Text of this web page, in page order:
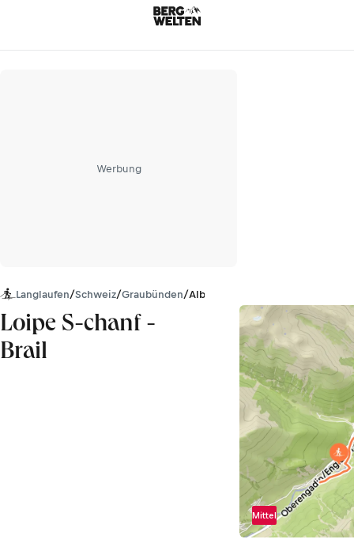
Werbung
Langlaufen/Schweiz/Graubünden/Albula Alpen
Loipe S-chanf -
Brail
Mittel